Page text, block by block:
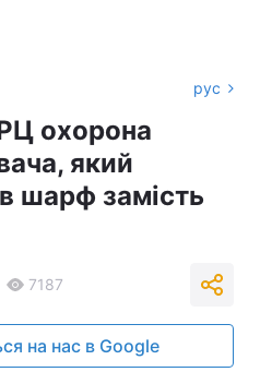
рус
охорона
який
шарф замість
7187
на нас в Google